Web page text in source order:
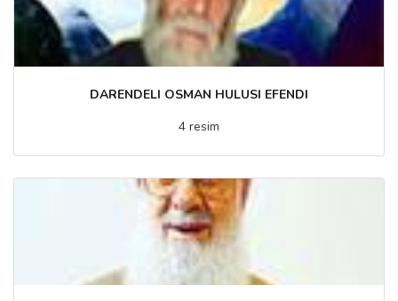
DARENDELI OSMAN HULUSI EFENDI
4 resim